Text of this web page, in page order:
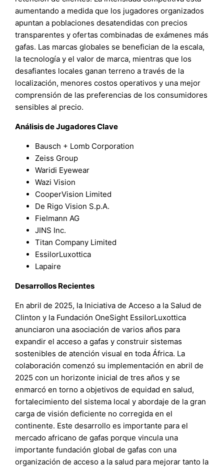
aumentando a medida que los jugadores organizados
apuntan a poblaciones desatendidas con precios
transparentes y ofertas combinadas de exámenes más
gafas. Las marcas globales se benefician de la escala,
la tecnología y el valor de marca, mientras que los
desafiantes locales ganan terreno a través de la
localización, menores costos operativos y una mejor
comprensión de las preferencias de los consumidores
sensibles al precio.
Análisis de Jugadores Clave
Bausch + Lomb Corporation
Zeiss Group
Waridi Eyewear
Wazi Vision
CooperVision Limited
De Rigo Vision S.p.A.
Fielmann AG
JINS Inc.
Titan Company Limited
EssilorLuxottica
Lapaire
Desarrollos Recientes
En abril de 2025, la Iniciativa de Acceso a la Salud de
Clinton y la Fundación OneSight EssilorLuxottica
anunciaron una asociación de varios años para
expandir el acceso a gafas y construir sistemas
sostenibles de atención visual en toda África. La
colaboración comenzó su implementación en abril de
2025 con un horizonte inicial de tres años y se
enmarcó en torno a objetivos de equidad en salud,
fortalecimiento del sistema local y abordaje de la gran
carga de visión deficiente no corregida en el
continente. Este desarrollo es importante para el
mercado africano de gafas porque vincula una
importante fundación global de gafas con una
organización de acceso a la salud para mejorar tanto la